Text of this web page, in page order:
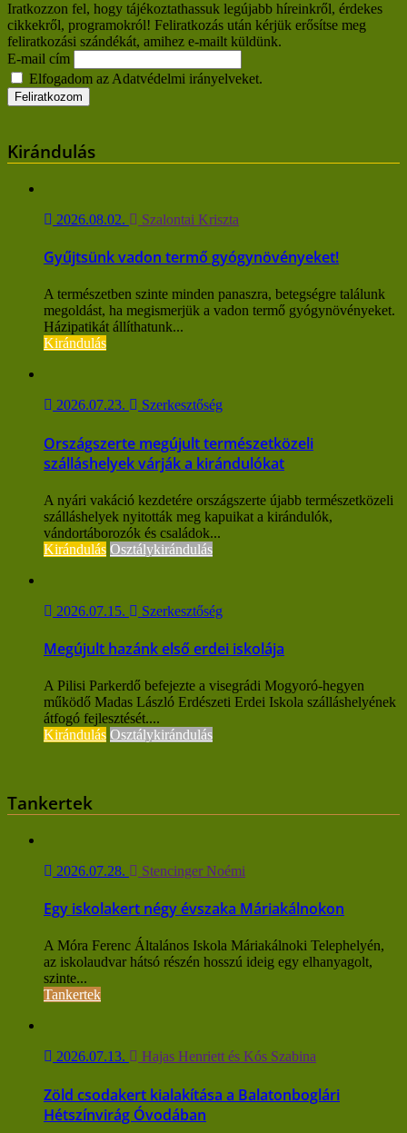
Iratkozzon fel, hogy tájékoztathassuk legújabb híreinkről, érdekes
cikkekről, programokról! Feliratkozás után kérjük erősítse meg
feliratkozási szándékát, amihez e-mailt küldünk.
E-mail cím
Elfogadom az Adatvédelmi irányelveket.
Kirándulás
2026.08.02. Szalontai Kriszta
Gyűjtsünk vadon termő gyógynövényeket!
A természetben szinte minden panaszra, betegségre találunk
megoldást, ha megismerjük a vadon termő gyógynövényeket.
Házipatikát állíthatunk...
Kirándulás
2026.07.23. Szerkesztőség
Országszerte megújult természetközeli
szálláshelyek várják a kirándulókat
A nyári vakáció kezdetére országszerte újabb természetközeli
szálláshelyek nyitották meg kapuikat a kirándulók,
vándortáborozók és családok...
Kirándulás Osztálykirándulás
2026.07.15. Szerkesztőség
Megújult hazánk első erdei iskolája
A Pilisi Parkerdő befejezte a visegrádi Mogyoró-hegyen
működő Madas László Erdészeti Erdei Iskola szálláshelyének
átfogó fejlesztését....
Kirándulás Osztálykirándulás
Tankertek
2026.07.28. Stencinger Noémi
Egy iskolakert négy évszaka Máriakálnokon
A Móra Ferenc Általános Iskola Máriakálnoki Telephelyén,
az iskolaudvar hátsó részén hosszú ideig egy elhanyagolt,
szinte...
Tankertek
2026.07.13. Hajas Henriett és Kós Szabina
Zöld csodakert kialakítása a Balatonboglári
Hétszínvirág Óvodában